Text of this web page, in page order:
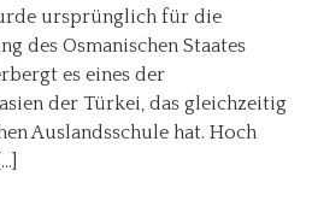
ursprünglich für die
des Osmanischen Staates
es eines der
der Türkei, das gleichzeitig
Auslandsschule hat. Hoch